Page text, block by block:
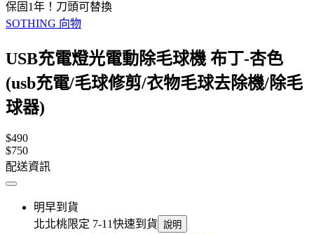
保固1年！刀頭可替換
SOTHING 向物
USB充電燈光電動除毛球機 布丁-杏色
(usb充電/毛球修剪/衣物毛球去除機/除毛
球器)
$490
$750
配送資訊
明早到貨
北北桃限定 7-11快速到貨 說明